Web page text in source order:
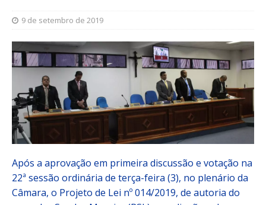
9 de setembro de 2019
Após a aprovação em primeira discussão e votação na
22ª sessão ordinária de terça-feira (3), no plenário da
Câmara, o Projeto de Lei nº 014/2019, de autoria do